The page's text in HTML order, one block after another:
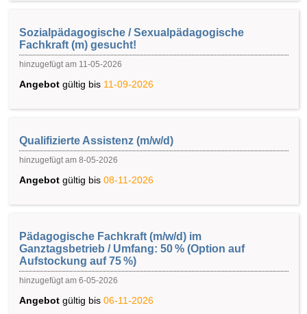
Sozialpädagogische / Sexualpädagogische
Fachkraft (m) gesucht!
hinzugefügt am 11-05-2026
Angebot gültig bis 11-09-2026
Qualifizierte Assistenz (m/w/d)
hinzugefügt am 8-05-2026
Angebot gültig bis 08-11-2026
Pädagogische Fachkraft (m/w/d) im
Ganztagsbetrieb / Umfang: 50 % (Option auf
Aufstockung auf 75 %)
hinzugefügt am 6-05-2026
Angebot gültig bis 06-11-2026